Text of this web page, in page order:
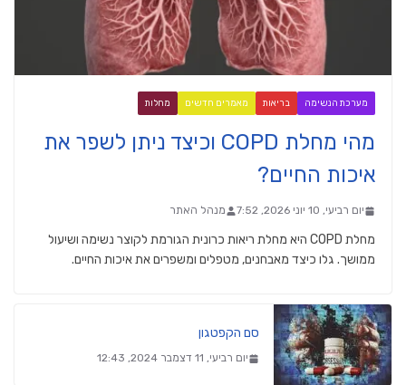
מערכת הנשימה בריאות מאמרים חדשים מחלות
מהי מחלת COPD וכיצד ניתן לשפר את
איכות החיים?
יום רביעי, 10 יוני 2026, 7:52 מנהל האתר
מחלת COPD היא מחלת ריאות כרונית הגורמת לקוצר נשימה ושיעול
ממושך. גלו כיצד מאבחנים, מטפלים ומשפרים את איכות החיים.
סם הקפטגון
יום רביעי, 11 דצמבר 2024, 12:43